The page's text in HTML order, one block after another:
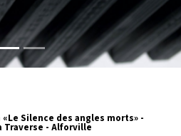
Silence des angles morts» -
Traverse - Alforville